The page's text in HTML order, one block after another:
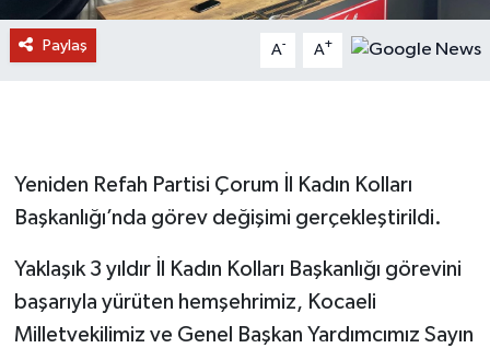
Paylaş A- A+
Yeniden Refah Partisi Çorum İl Kadın Kolları
Başkanlığı’nda görev değişimi gerçekleştirildi.
Yaklaşık 3 yıldır İl Kadın Kolları Başkanlığı görevini
başarıyla yürüten hemşehrimiz, Kocaeli
Milletvekilimiz ve Genel Başkan Yardımcımız Sayın